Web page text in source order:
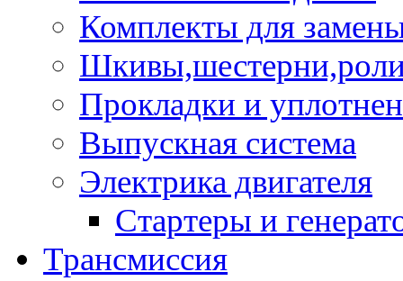
Комплекты для
Прокладки и
Выпускная система
Электрика двигателя
Стартеры и
Трансмиссия